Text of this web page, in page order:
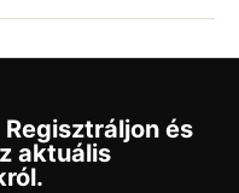
és
aktuális